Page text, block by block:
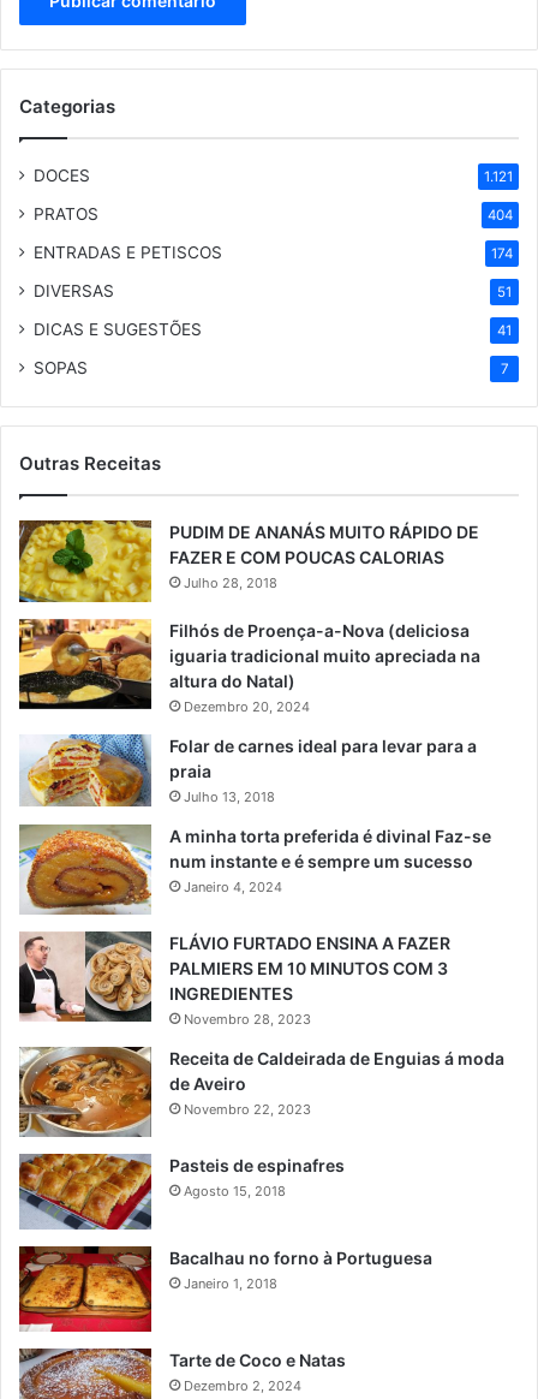
Categorias
DOCES 1.121
PRATOS 404
ENTRADAS E PETISCOS 174
DIVERSAS 51
DICAS E SUGESTÕES 41
SOPAS 7
Outras Receitas
PUDIM DE ANANÁS MUITO RÁPIDO DE
FAZER E COM POUCAS CALORIAS
Julho 28, 2018
Filhós de Proença-a-Nova (deliciosa
iguaria tradicional muito apreciada na
altura do Natal)
Dezembro 20, 2024
Folar de carnes ideal para levar para a
praia
Julho 13, 2018
A minha torta preferida é divinal Faz-se
num instante e é sempre um sucesso
Janeiro 4, 2024
FLÁVIO FURTADO ENSINA A FAZER
PALMIERS EM 10 MINUTOS COM 3
INGREDIENTES
Novembro 28, 2023
Receita de Caldeirada de Enguias á moda
de Aveiro
Novembro 22, 2023
Pasteis de espinafres
Agosto 15, 2018
Bacalhau no forno à Portuguesa
Janeiro 1, 2018
Tarte de Coco e Natas
Dezembro 2, 2024